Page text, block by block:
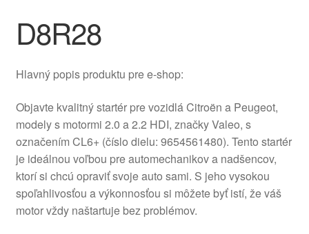
Doprava
Môj účet
O nás
Obchodné podmienky
D8R28
Hlavný popis produktu pre e-shop:
Objavte kvalitný startér pre vozidlá Citroën a Peugeot,
modely s motormi 2.0 a 2.2 HDI, značky Valeo, s
označením CL6+ (číslo dielu: 9654561480). Tento startér
je ideálnou voľbou pre automechanikov a nadšencov,
ktorí si chcú opraviť svoje auto sami. S jeho vysokou
spoľahlivosťou a výkonnosťou si môžete byť istí, že váš
motor vždy naštartuje bez problémov.